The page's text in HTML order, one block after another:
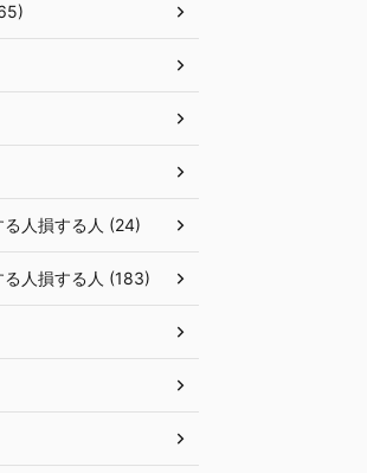
人損する人 (24)
人損する人 (183)